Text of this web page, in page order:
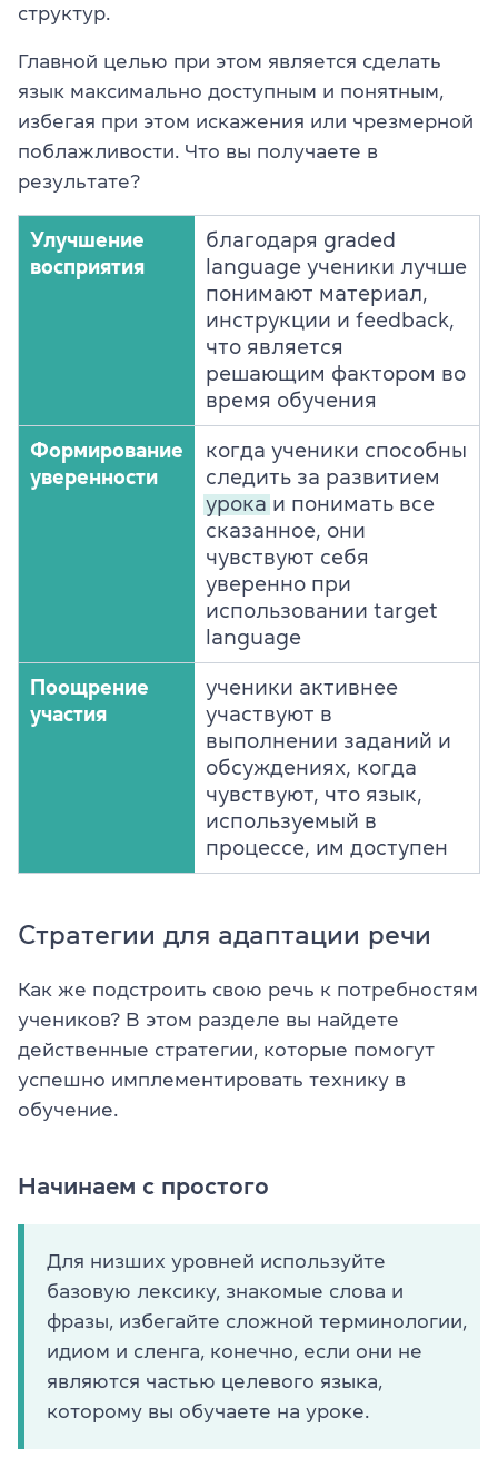
структур.
Главной целью при этом является сделать
язык максимально доступным и понятным,
избегая при этом искажения или чрезмерной
поблажливости. Что вы получаете в
результате?
Улучшение
восприятия
благодаря graded
language ученики лучше
понимают материал,
инструкции и feedback,
что является
решающим фактором во
время обучения
Формирование
уверенности
когда ученики способны
следить за развитием
урока и понимать все
сказанное, они
чувствуют себя
уверенно при
использовании target
language
Поощрение
участия
ученики активнее
участвуют в
выполнении заданий и
обсуждениях, когда
чувствуют, что язык,
используемый в
процессе, им доступен
Стратегии для адаптации речи
Как же подстроить свою речь к потребностям
учеников? В этом разделе вы найдете
действенные стратегии, которые помогут
успешно имплементировать технику в
обучение.
Начинаем с простого
Для низших уровней используйте
базовую лексику, знакомые слова и
фразы, избегайте сложной терминологии,
идиом и сленга, конечно, если они не
являются частью целевого языка,
которому вы обучаете на уроке.